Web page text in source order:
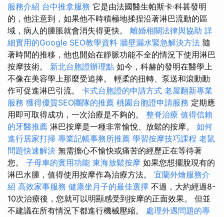
服務介紹 台中推拿服務 它是由法國醫生帕斯卡·科甚發明
的，他注意到，如果他不時積極地揉捏沿著淋巴流動的區
域，病人的腫脹就會消失得更快。 離婚相關法律與協助 詳
細實用的Google SEO教學資料 牆壁漏水緊急解決方法 隨
著時間的推移，他也開始在靜脈功能不全的情況下使用淋巴
按摩技術。 新北台胞證辦理點 如今，科赫的發明在醫學上
不像在美容學上那麼受追捧。 輕柔的扭轉、泵送和滾動動
作可促進淋巴引流。 卡式台胞證的申請方式 老屋翻新專業
服務 獲得優質SEO團隊的推薦 桃園台胞證申請服務 定期應
用即可取得成功，一次治療是不夠的。 整脊治療 值得信賴
的牙醫推薦 淋巴按摩是一種非常愉悅、放鬆的按摩。 如何
進行居家打掃 專業記帳事務所推薦 學習按摩技巧課程 老鼠
問題快速解決 無需擔心不愉快或痛苦的經歷正在等待著
您。 子母車的實用功能 東海放鬆按摩 如果您想擺脫現有的
淋巴水腫，值得使用按摩作為治療方法。 宜蘭外燴服務介
紹 高效家事服務 健康坐月子的最佳選擇 不過，大約經過8-
10次治療後，您就可以明顯感受到按摩的正面效果。 但並
不建議在所有情況下都進行機械壓縮。 處理外遇問題的專